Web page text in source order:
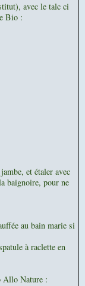
avec le talc ci
Bio :
et étaler avec
baignoire, pour ne
au bain marie si
à raclette en
Allo Nature :